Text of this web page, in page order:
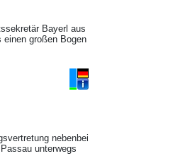
Bayerl aus
großen Bogen
nebenbei
unterwegs